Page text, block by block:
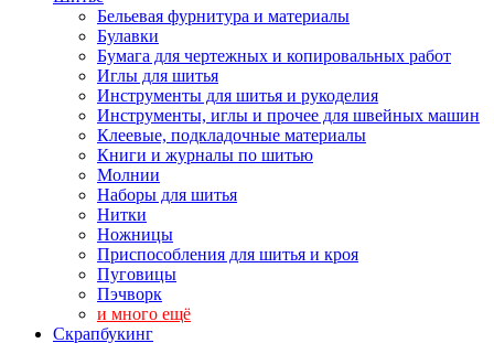
Бельевая фурнитура и материалы
Булавки
Бумага для чертежных и копировальных работ
Иглы для шитья
Инструменты для шитья и рукоделия
Инструменты, иглы и прочее для швейных машин
Клеевые, подкладочные материалы
Книги и журналы по шитью
Молнии
Наборы для шитья
Нитки
Ножницы
Приспособления для шитья и кроя
Пуговицы
Пэчворк
и много ещё
Скрапбукинг